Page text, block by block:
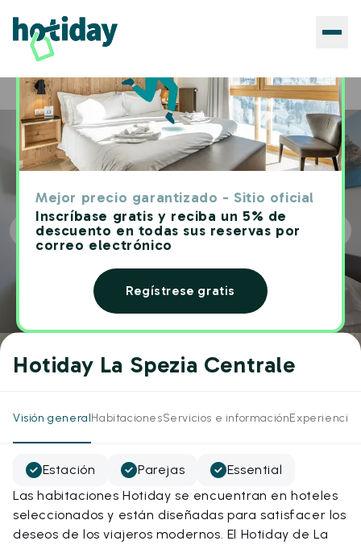
Mejor precio garantizado - Sitio oficial
Inscríbase gratis y reciba un 5% de
descuento en todas sus reservas por
correo electrónico
Regístrese gratis
Home Hoteles Hotiday La Spezia Centrale
Hotiday La Spezia Centrale
Visión generalHabitacionesServicios e informaciónExperiencias
Estación Parejas
Essential
Las habitaciones Hotiday se encuentran en hoteles
seleccionados y están diseñadas para satisfacer los
deseos de los viajeros modernos. El Hotiday de La